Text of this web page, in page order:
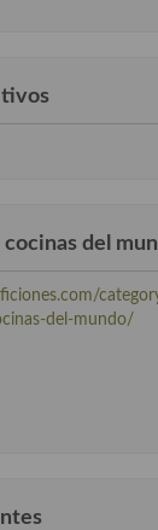
cocinas del
del-mundo/